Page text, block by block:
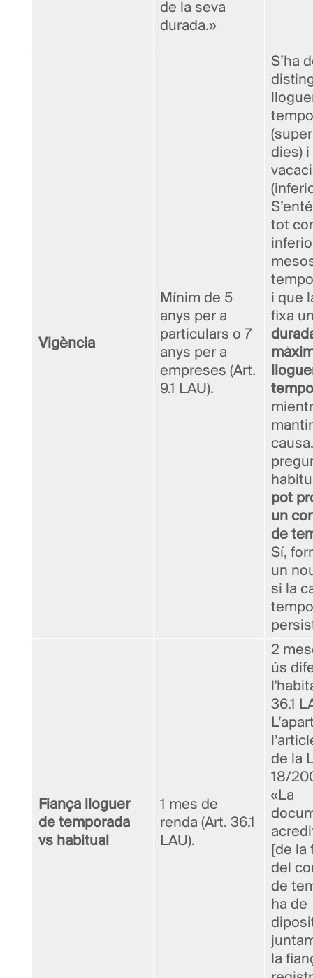
de la seva
durada.»
Vigència
Mínim de 5
anys per a
particulars o 7
anys per a
empreses (Art.
9.1 LAU).
S’ha
dies)
tot
i que
fixa
pot
un
de
Sí,
un
si la
Fiança lloguer
de temporada
vs habitual
1 mes de
renda (Art. 36.1
LAU).
2
ús
36.1
de la
18/
«La
[de la
del
de
ha de
la